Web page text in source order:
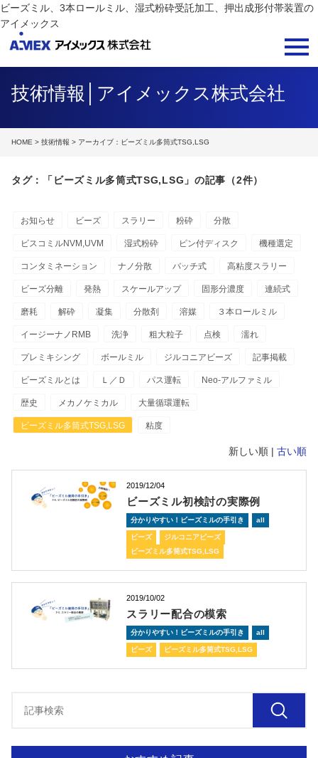
ビーズミル、3本ロールミル、湿式粉砕受託加工、押出成形付帯装置の
アイメックス
技術情報│アイメックス株式会社
HOME > 技術情報 > アーカイブ：ビーズミル多筒式TSG,LSG
タグ：「ビーズミル多筒式TSG,LSG」の記事（2件）
お知らせ ビーズ スラリー 粉砕 分散
ビスコミルNVM,UVM 湿式粉砕 ピン付ディスク 機種選定
コンタミネーション ナノ分散 バッチ式 高粘度スラリー
ビーズ分離 発熱 スケールアップ 固形分濃度 連続式
磨耗 解砕 凝集 分散剤 溶媒 ３本ロールミル
イージーナノRMB 洗浄 粗大粒子 点検 濡れ
プレミキシング ボールミル ジルコニアビーズ 記事掲載
ビーズミルとは Ｌ／Ｄ パス運転 Neo-アルファミル
歴史 メカノケミカル 大量循環運転
ビーズミル多筒式TSG,LSG 粘度
新しい順 | 古い順
2019/12/04
ビーズミル初検討の実際例
分かりやすい！ビーズミルの手引き all
ビーズ
ジルコニアビーズ
ビーズミル多筒式TSG,LSG
2019/10/02
スラリー配合の模索
分かりやすい！ビーズミルの手引き all
ビーズ ビーズミル多筒式TSG,LSG